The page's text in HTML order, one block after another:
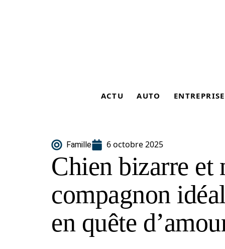
ACTU AUTO ENTREPRISE
Famille 6 octobre 2025
Chien bizarre et
compagnon
en quête